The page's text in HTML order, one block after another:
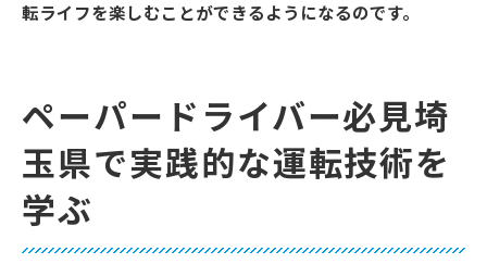
転ライフを楽しむことができるようになるのです。
ペーパードライバー必見埼
玉県で実践的な運転技術を
学ぶ